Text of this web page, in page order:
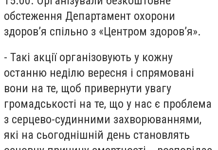
обстеження Департамент охорони
здоров’я спільно з «Центром здоров’я».
- Такі акції організовують у кожну
останню неділю вересня і спрямовані
вони на те, щоб привернути увагу
громадськості на те, що у нас є проблема
з серцево-судинними захворюваннями,
які на сьогоднішній день становлять